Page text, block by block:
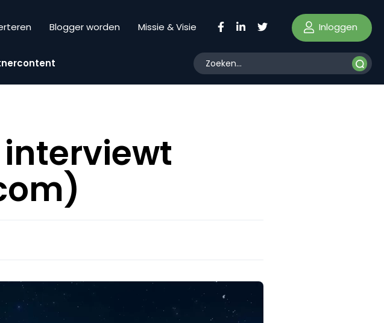
Blogger worden Missie & Visie Inloggen